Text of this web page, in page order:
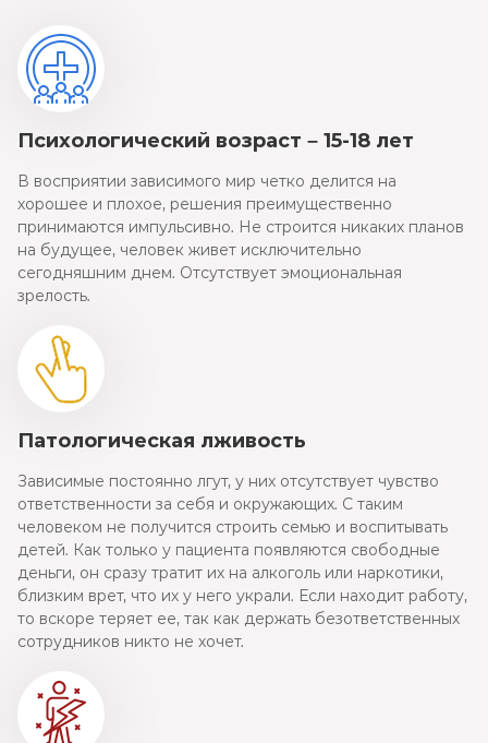
Психологический возраст – 15-18 лет
В восприятии зависимого мир четко делится на
хорошее и плохое, решения преимущественно
принимаются импульсивно. Не строится никаких планов
на будущее, человек живет исключительно
сегодняшним днем. Отсутствует эмоциональная
зрелость.
Патологическая лживость
Зависимые постоянно лгут, у них отсутствует чувство
ответственности за себя и окружающих. С таким
человеком не получится строить семью и воспитывать
детей. Как только у пациента появляются свободные
деньги, он сразу тратит их на алкоголь или наркотики,
близким врет, что их у него украли. Если находит работу,
то вскоре теряет ее, так как держать безответственных
сотрудников никто не хочет.